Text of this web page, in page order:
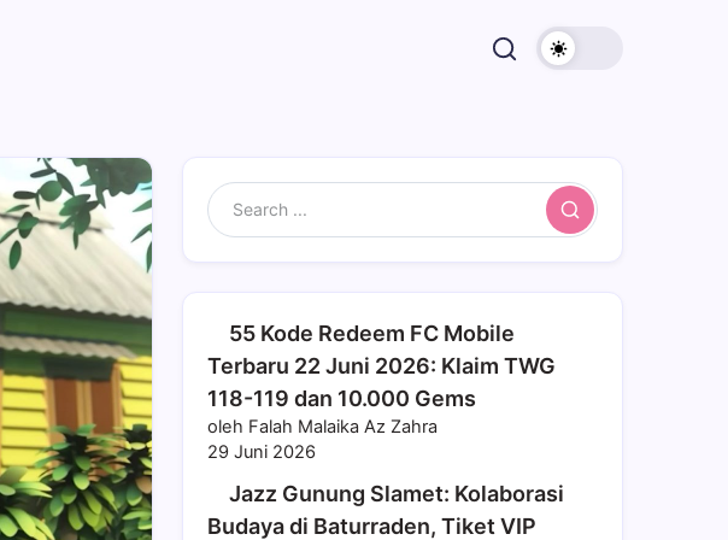
Search
55 Kode Redeem FC Mobile
Terbaru 22 Juni 2026: Klaim TWG
118-119 dan 10.000 Gems
oleh Falah Malaika Az Zahra
29 Juni 2026
Jazz Gunung Slamet: Kolaborasi
Budaya di Baturraden, Tiket VIP